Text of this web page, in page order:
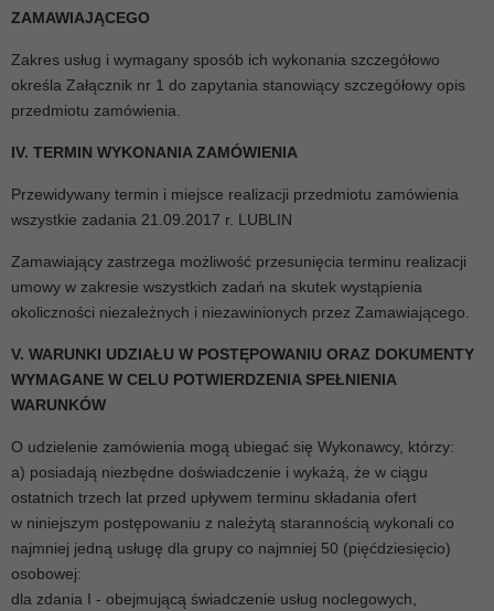
ZAMAWIAJĄCEGO
Zakres usług i wymagany sposób ich wykonania szczegółowo
określa Załącznik nr 1 do zapytania stanowiący szczegółowy opis
przedmiotu zamówienia.
IV. TERMIN WYKONANIA ZAMÓWIENIA
Przewidywany termin i miejsce realizacji przedmiotu zamówienia
wszystkie zadania 21.09.2017 r. LUBLIN
Zamawiający zastrzega możliwość przesunięcia terminu realizacji
umowy w zakresie wszystkich zadań na skutek wystąpienia
okoliczności niezależnych i niezawinionych przez Zamawiającego.
V. WARUNKI UDZIAŁU W POSTĘPOWANIU ORAZ DOKUMENTY
WYMAGANE W CELU POTWIERDZENIA SPEŁNIENIA
WARUNKÓW
O udzielenie zamówienia mogą ubiegać się Wykonawcy, którzy:
a) posiadają niezbędne doświadczenie i wykażą, że w ciągu
ostatnich trzech lat przed upływem terminu składania ofert
w niniejszym postępowaniu z należytą starannością wykonali co
najmniej jedną usługę dla grupy co najmniej 50 (pięćdziesięcio)
osobowej:
dla zdania I - obejmującą świadczenie usług noclegowych,